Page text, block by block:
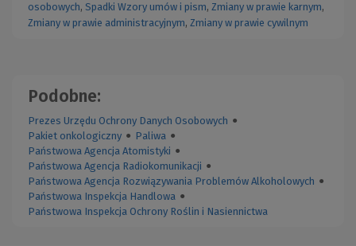
osobowych, Spadki Wzory umów i pism, Zmiany w prawie karnym,
Zmiany w prawie administracyjnym, Zmiany w prawie cywilnym
Podobne:
Prezes Urzędu Ochrony Danych Osobowych ●
Pakiet onkologiczny ● Paliwa ●
Państwowa Agencja Atomistyki ●
Państwowa Agencja Radiokomunikacji ●
Państwowa Agencja Rozwiązywania Problemów Alkoholowych ●
Państwowa Inspekcja Handlowa ●
Państwowa Inspekcja Ochrony Roślin i Nasiennictwa